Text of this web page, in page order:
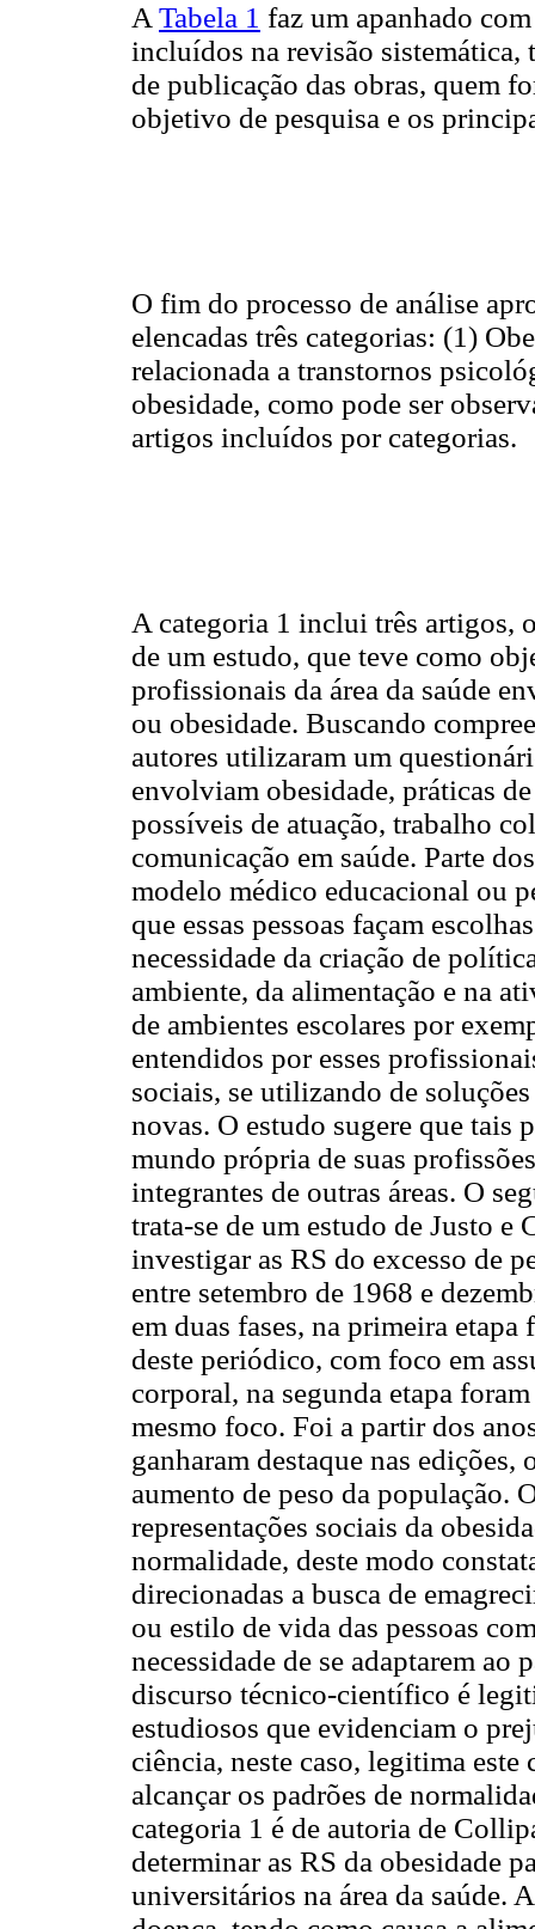
A Tabela 1 faz um apanhado
incluídos na revisão sistemática,
de publicação das obras, quem
objetivo de pesquisa e os
O fim do processo de análise
elencadas três categorias: (1)
relacionada a transtornos
obesidade, como pode ser
artigos incluídos por categorias.
A categoria 1 inclui três artigos,
de um estudo, que teve como
profissionais da área da saúde
ou obesidade. Buscando
autores utilizaram um
envolviam obesidade, práticas
possíveis de atuação, trabalho
comunicação em saúde. Parte
modelo médico educacional ou
que essas pessoas façam
necessidade da criação de
ambiente, da alimentação e na
de ambientes escolares por
entendidos por esses
sociais, se utilizando de
novas. O estudo sugere que tais
mundo própria de suas
integrantes de outras áreas. O
trata-se de um estudo de Justo
investigar as RS do excesso de
entre setembro de 1968 e
em duas fases, na primeira
deste periódico, com foco em
corporal, na segunda etapa
mesmo foco. Foi a partir dos
ganharam destaque nas
aumento de peso da população.
representações sociais da
normalidade, deste modo
direcionadas a busca de
ou estilo de vida das pessoas
necessidade de se adaptarem
discurso técnico-científico é
estudiosos que evidenciam o
ciência, neste caso, legitima
alcançar os padrões de
categoria 1 é de autoria de
determinar as RS da obesidade
universitários na área da saúde.